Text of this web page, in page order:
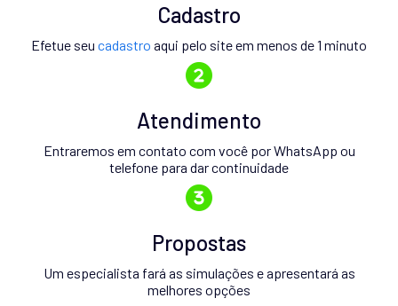
Cadastro
Efetue seu cadastro aqui pelo site em menos de 1 minuto
Atendimento
Entraremos em contato com você por WhatsApp ou
telefone para dar continuidade
Propostas
Um especialista fará as simulações e apresentará as
melhores opções